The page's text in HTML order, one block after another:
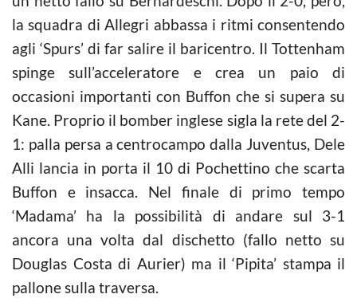
la squadra di Allegri abbassa i ritmi consentendo
agli ‘Spurs’ di far salire il baricentro. Il Tottenham
spinge sull’acceleratore e crea un paio di
occasioni importanti con Buffon che si supera su
Kane. Proprio il bomber inglese sigla la rete del 2-
1: palla persa a centrocampo dalla Juventus, Dele
Alli lancia in porta il 10 di Pochettino che scarta
Buffon e insacca. Nel finale di primo tempo
‘Madama’ ha la possibilità di andare sul 3-1
ancora una volta dal dischetto (fallo netto su
Douglas Costa di Aurier) ma il ‘Pipita’ stampa il
pallone sulla traversa.